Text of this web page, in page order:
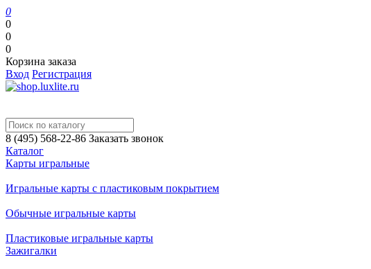
0
0
0
0
Корзина заказа
Вход Регистрация
8 (495) 568-22-86 Заказать звонок
Каталог
Карты игральные
Игральные карты с пластиковым покрытием
Обычные игральные карты
Пластиковые игральные карты
Зажигалки